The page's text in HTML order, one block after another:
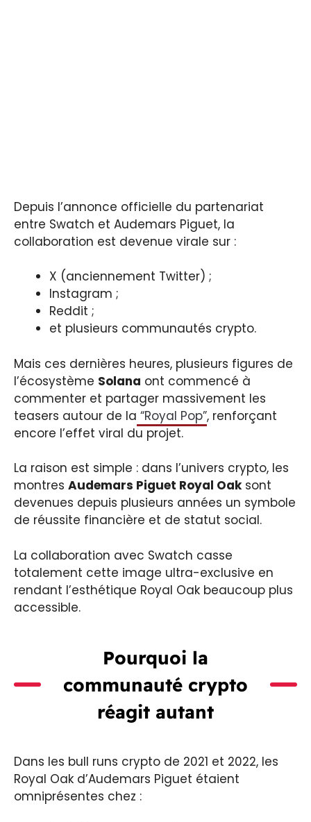
Depuis l’annonce officielle du partenariat
entre Swatch et Audemars Piguet, la
collaboration est devenue virale sur :
X (anciennement Twitter) ;
Instagram ;
Reddit ;
et plusieurs communautés crypto.
Mais ces dernières heures, plusieurs figures de
l’écosystème Solana ont commencé à
commenter et partager massivement les
teasers autour de la “Royal Pop”, renforçant
encore l’effet viral du projet.
La raison est simple : dans l’univers crypto, les
montres Audemars Piguet Royal Oaksont
devenues depuis plusieurs années un symbole
de réussite financière et de statut social.
La collaboration avec Swatch casse
totalement cette image ultra-exclusive en
rendant l’esthétique Royal Oak beaucoup plus
accessible.
Pourquoi la
communauté crypto
réagit autant
Dans les bull runs crypto de 2021 et 2022, les
Royal Oak d’Audemars Piguet étaient
omniprésentes chez :